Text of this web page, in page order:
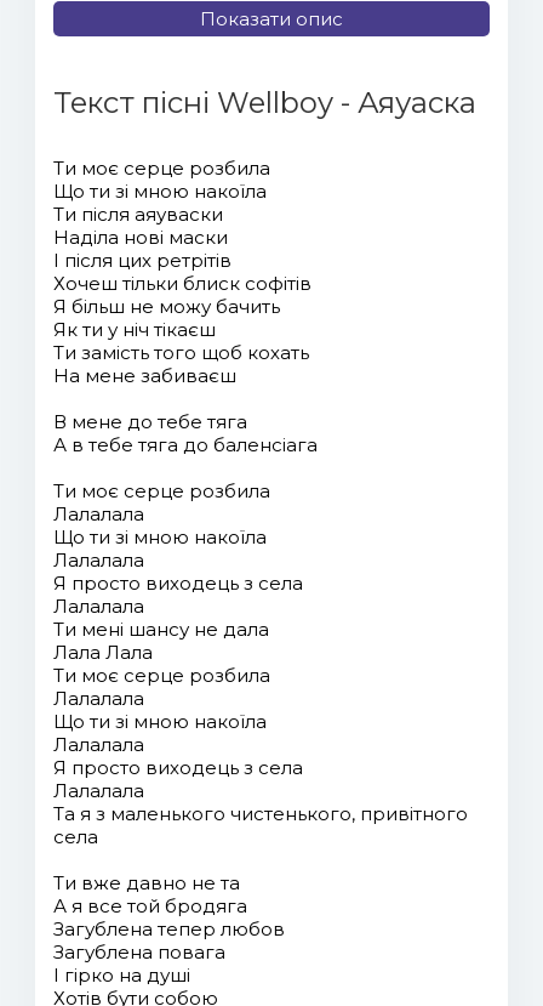
Показати опис
Текст пісні Wellboy - Аяуаска
Ти моє серце розбила
Що ти зі мною накоїла
Ти після аяуваски
Наділа нові маски
І після цих ретрітів
Хочеш тільки блиск софітів
Я більш не можу бачить
Як ти у ніч тікаєш
Ти замість того щоб кохать
На мене забиваєш
В мене до тебе тяга
А в тебе тяга до баленсіага
Ти моє серце розбила
Лалалала
Що ти зі мною накоїла
Лалалала
Я просто виходець з села
Лалалала
Ти мені шансу не дала
Лала Лала
Ти моє серце розбила
Лалалала
Що ти зі мною накоїла
Лалалала
Я просто виходець з села
Лалалала
Та я з маленького чистенького, привітного
села
Ти вже давно не та
А я все той бродяга
Загублена тепер любов
Загублена повага
І гірко на душі
Хотів бути собою